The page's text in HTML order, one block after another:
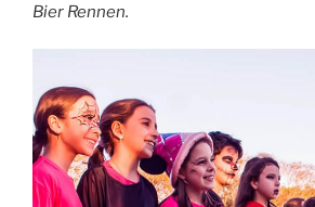
Bier Rennen.